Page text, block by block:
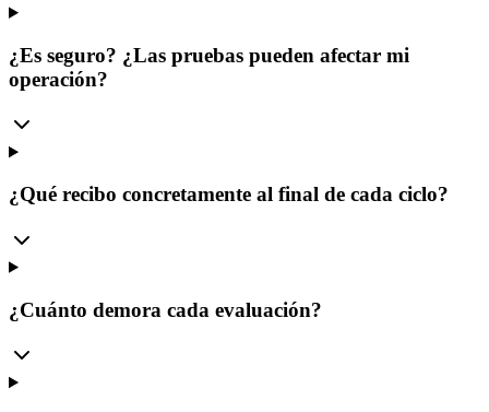
¿Es seguro? ¿Las pruebas pueden afectar mi
operación?
¿Qué recibo concretamente al final de cada ciclo?
¿Cuánto demora cada evaluación?